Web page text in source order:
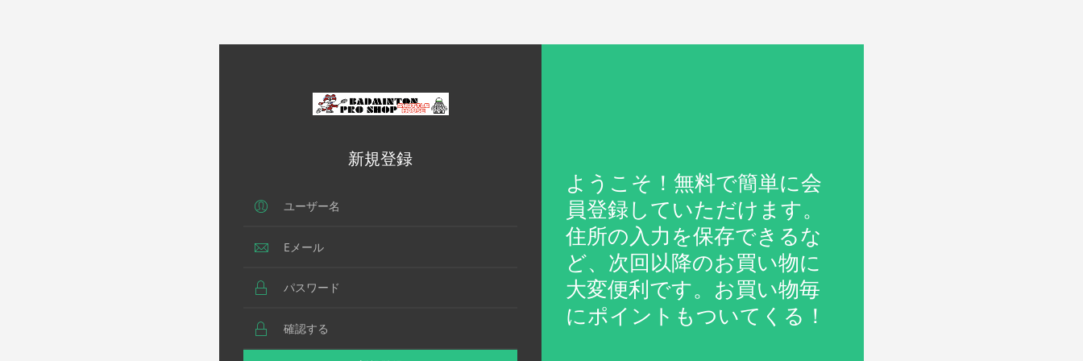
新規登録
ようこそ！無料で簡単に会
員登録していただけます。
住所の入力を保存できるな
ど、次回以降のお買い物に
大変便利です。お買い物毎
にポイントもついてくる！